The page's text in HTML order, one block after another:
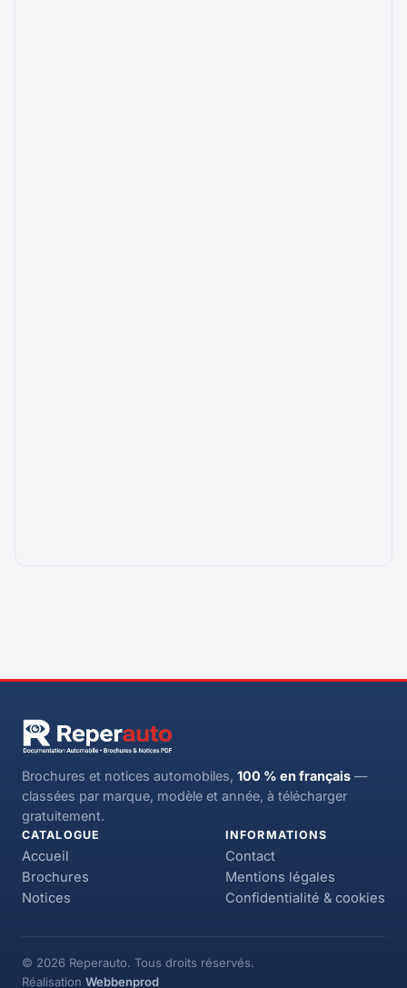
Brochures et notices automobiles, 100 % en français —
classées par marque, modèle et année, à télécharger
gratuitement.
CATALOGUE
Accueil
Brochures
Notices
INFORMATIONS
Contact
Mentions légales
Confidentialité & cookies
© 2026 Reperauto. Tous droits réservés.
Réalisation Webbenprod